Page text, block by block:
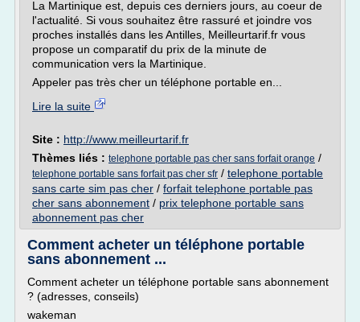
La Martinique est, depuis ces derniers jours, au coeur de
l'actualité. Si vous souhaitez être rassuré et joindre vos
proches installés dans les Antilles, Meilleurtarif.fr vous
propose un comparatif du prix de la minute de
communication vers la Martinique.
Appeler pas très cher un téléphone portable en...
Lire la suite
Site : http://www.meilleurtarif.fr
Thèmes liés : telephone portable pas cher sans forfait orange /
telephone portable sans forfait pas cher sfr / telephone portable
sans carte sim pas cher / forfait telephone portable pas
cher sans abonnement / prix telephone portable sans
abonnement pas cher
Comment acheter un téléphone portable
sans abonnement ...
Comment acheter un téléphone portable sans abonnement
? (adresses, conseils)
wakeman